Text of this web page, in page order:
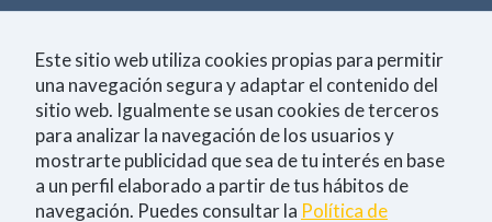
Únete a la comunidad
Este sitio web utiliza cookies propias para permitir
una navegación segura y adaptar el contenido del
sitio web. Igualmente se usan cookies de terceros
para analizar la navegación de los usuarios y
mostrarte publicidad que sea de tu interés en base
a un perfil elaborado a partir de tus hábitos de
navegación. Puedes consultar la Política de